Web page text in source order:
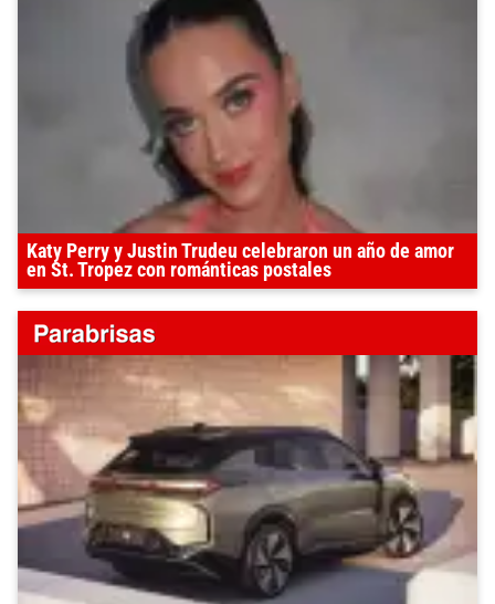
Katy Perry y Justin Trudeu celebraron un año de amor
en St. Tropez con románticas postales